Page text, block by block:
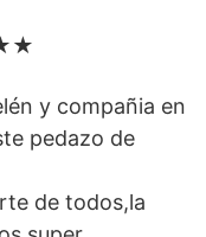
y compañia en
pedazo de
de todos,la